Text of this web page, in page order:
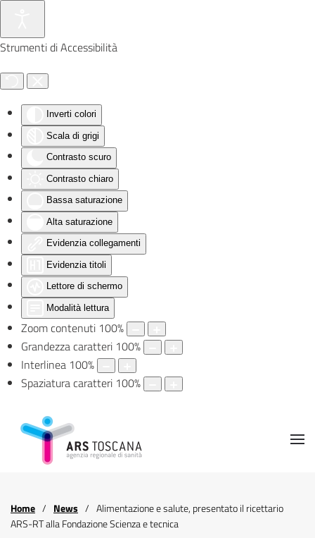
Strumenti di Accessibilità
Inverti colori
Scala di grigi
Contrasto scuro
Contrasto chiaro
Bassa saturazione
Alta saturazione
Evidenzia collegamenti
Evidenzia titoli
Lettore di schermo
Modalità lettura
Zoom contenuti 100%
Grandezza caratteri 100%
Interlinea 100%
Spaziatura caratteri 100%
Skip to main content
Home News
Alimentazione e salute, presentato il ricettario
ARS-RT alla Fondazione Scienza e tecnica